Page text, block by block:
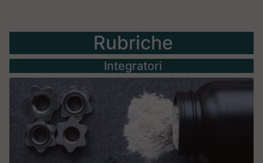
Rubriche
Integratori